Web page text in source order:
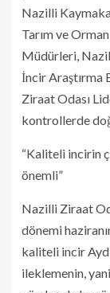
Nazilli
Tarım ve
Müdürleri,
İncir Araştırma
Ziraat Odası
kontrollerde
“Kaliteli incirin
önemli”
Nazilli Ziraat
dönemi
kaliteli incir
ileklemenin,